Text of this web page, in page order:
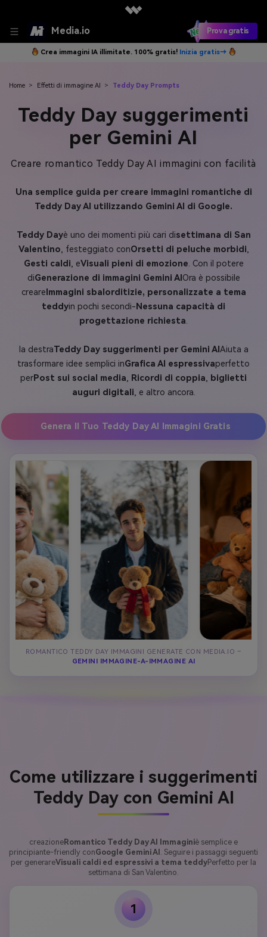
Media.io Prova gratis
Crea immagini IA illimitate. 100% gratis! Inizia gratis→
Home > Effetti di immagine AI > Teddy Day Prompts
Teddy Day suggerimenti
per Gemini AI
Creare romantico Teddy Day AI immagini con facilità
Una semplice guida per creare immagini romantiche di
Teddy Day AI utilizzando Gemini AI di Google.
Teddy Dayè uno dei momenti più cari disettimana di San
Valentino, festeggiato conOrsetti di peluche morbidi,
Gesti caldi, eVisuali pieni di emozione. Con il potere
diGenerazione di immagini Gemini AI Ora è possibile
creare Immagini sbalorditizie, personalizzate a tema
teddyin pochi secondi- Nessuna capacità di
progettazione richiesta.
la destraTeddy Day suggerimenti per Gemini AI Aiuta a
trasformare idee semplici inGrafica AI espressivaperfetto
perPost sui social media, Ricordi di coppia, biglietti
auguri digitali, e altro ancora.
Genera Il Tuo Teddy Day AI Immagini Gratis
ROMANTICO TEDDY DAY IMMAGINI GENERATE CON MEDIA.IO –
GEMINI IMMAGINE-A-IMMAGINE AI
Come utilizzare i suggerimenti
Teddy Day con Gemini AI
creazione Romantico Teddy Day AI Immaginiè semplice e
principiante-friendly conGoogle Gemini AI . Seguire i passaggi seguenti
per generareVisuali caldi ed espressivi a tema teddyPerfetto per la
settimana di San Valentino.
1